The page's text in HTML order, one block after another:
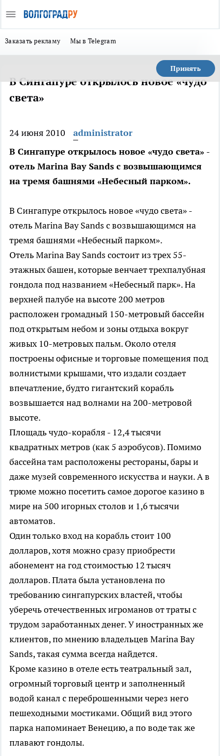
Заказать рекламу Мы в Telegram
Принять
В Сингапуре открылось новое «чудо
света»
24 июня 2010
administrator
В Сингапуре открылось новое «чудо света» -
отель Marina Bay Sands с возвышающимся
на тремя башнями «Небесный парком».
В Сингапуре открылось новое «чудо света» -
отель Marina Bay Sands с возвышающимся на
тремя башнями «Небесный парком».
Отель Marina Bay Sands состоит из трех 55-
этажных башен, которые венчает трехпалубная
гондола под названием «Небесный парк». На
верхней палубе на высоте 200 метров
расположен громадный 150-метровый бассейн
под открытым небом и зоны отдыха вокруг
живых 10-метровых пальм. Около отеля
построены офисные и торговые помещения под
волнистыми крышами, что издали создает
впечатление, будто гигантский корабль
возвышается над волнами на 200-метровой
высоте.
Площадь чудо-корабля - 12,4 тысячи
квадратных метров (как 5 аэробусов). Помимо
бассейна там расположены рестораны, бары и
даже музей современного искусства и науки. А в
трюме можно посетить самое дорогое казино в
мире на 500 игорных столов и 1,6 тысячи
автоматов.
Один только вход на корабль стоит 100
долларов, хотя можно сразу приобрести
абонемент на год стоимостью 12 тысяч
долларов. Плата была установлена по
требованию сингапурских властей, чтобы
уберечь отечественных игроманов от траты с
трудом заработанных денег. У иностранных же
клиентов, по мнению владельцев Marina Bay
Sands, такая сумма всегда найдется.
Кроме казино в отеле есть театральный зал,
огромный торговый центр и заполненный
водой канал с переброшенными через него
пешеходными мостиками. Общий вид этого
парка напоминает Венецию, а по воде так же
плавают гондолы.